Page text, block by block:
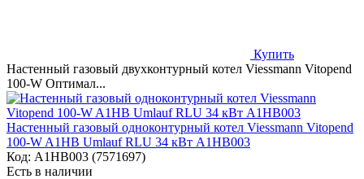
Купить
Настенный газовый двухконтурный котел Viessmann Vitopend
100-W Оптимал...
Настенный газовый одноконтурный котел Viessmann Vitopend
100-W A1HB Umlauf RLU 34 кВт A1HB003
Код: A1HB003 (7571697)
Есть в наличии